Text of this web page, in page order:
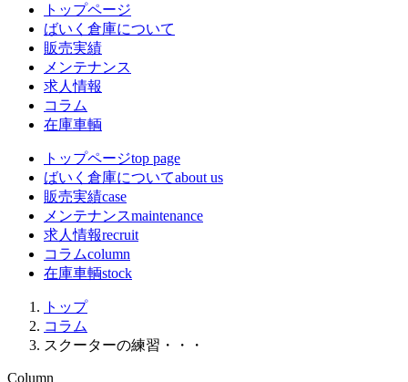
トップページ
ばいく倉庫について
販売実績
メンテナンス
求人情報
コラム
在庫車輌
トップページtop page
ばいく倉庫についてabout us
販売実績case
メンテナンスmaintenance
求人情報recruit
コラムcolumn
在庫車輌stock
トップ
コラム
スクーターの練習・・・
Column